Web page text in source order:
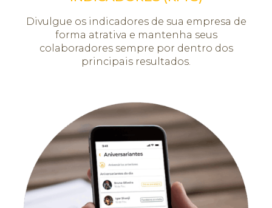
Divulgue os indicadores de sua empresa de
forma atrativa e mantenha seus
colaboradores sempre por dentro dos
principais resultados.